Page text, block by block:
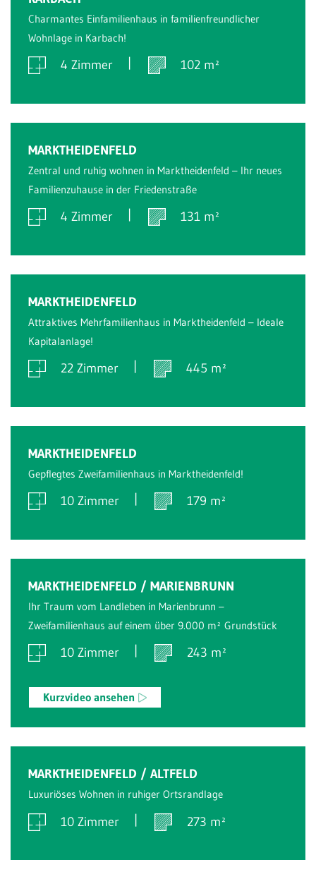
Charmantes Einfamilienhaus in familienfreundlicher
Wohnlage in Karbach!
4 Zimmer 102 m²
MARKTHEIDENFELD
Zentral und ruhig wohnen in Marktheidenfeld – Ihr neues
Familienzuhause in der Friedenstraße
4 Zimmer 131 m²
MARKTHEIDENFELD
Attraktives Mehrfamilienhaus in Marktheidenfeld – Ideale
Kapitalanlage!
22 Zimmer 445 m²
MARKTHEIDENFELD
Gepflegtes Zweifamilienhaus in Marktheidenfeld!
10 Zimmer 179 m²
MARKTHEIDENFELD / MARIENBRUNN
Ihr Traum vom Landleben in Marienbrunn –
Zweifamilienhaus auf einem über 9.000 m² Grundstück
10 Zimmer 243 m²
Kurzvideo ansehen
MARKTHEIDENFELD / ALTFELD
Luxuriöses Wohnen in ruhiger Ortsrandlage
10 Zimmer 273 m²